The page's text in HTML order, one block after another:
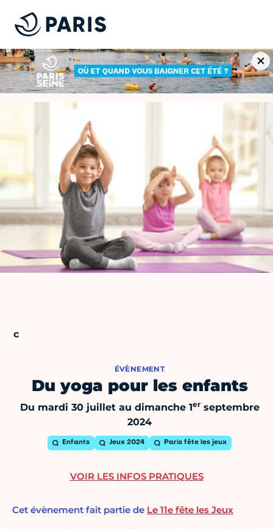
ÉVÈNEMENT
Du yoga pour les enfants
Du mardi 30 juillet au dimanche 1erseptembre
2024
Enfants Jeux 2024 Paris fête les jeux
Cet évènement fait partie de Le 11e fête les Jeux
VOIR LES INFOS PRATIQUES